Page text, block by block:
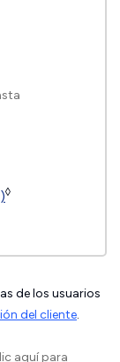
◊
de los usuarios
del cliente.
aquípara